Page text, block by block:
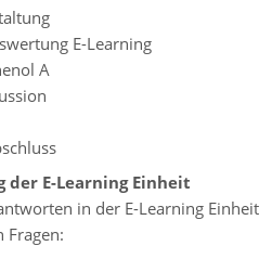
E-Learning
A
E-Learning Einheit
in der E-Learning Einheit
Fragen: